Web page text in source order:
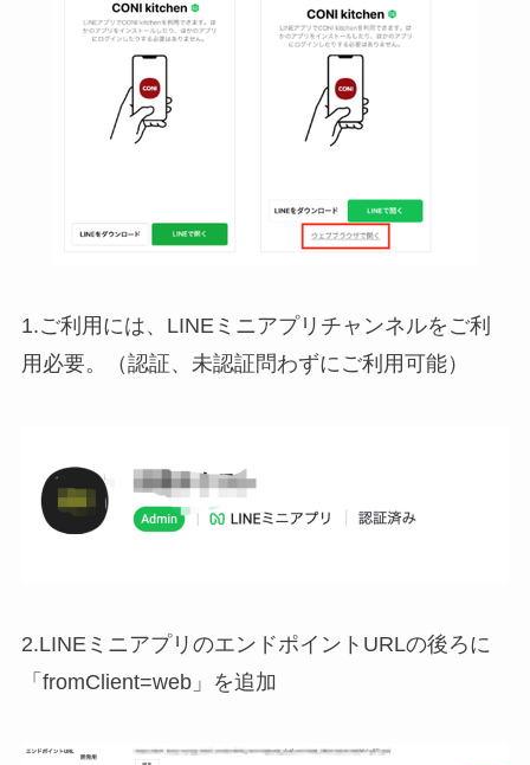
1.ご利用には、LINEミニアプリチャンネルをご利
用必要。（認証、未認証問わずにご利用可能）
2.LINEミニアプリのエンドポイントURLの後ろに
「fromClient=web」を追加